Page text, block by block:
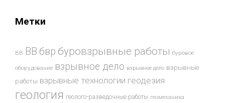
Метки
ВВ ВВ бвр буровзрывные работы буровое
оборудование взрывное дело взрывное дело взрывные
работы взрывные технологии геодезия
геология геолого-разведочные работы геомеханика